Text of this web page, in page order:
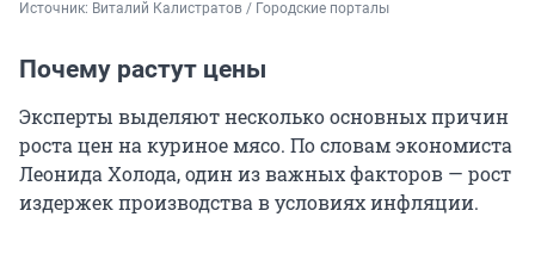
Источник: Виталий Калистратов / Городские порталы
Почему растут цены
Эксперты выделяют несколько основных причин
роста цен на куриное мясо. По словам экономиста
Леонида Холода, один из важных факторов — рост
издержек производства в условиях инфляции.